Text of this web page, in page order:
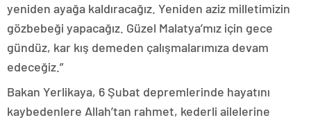
yeniden ayağa kaldıracağız. Yeniden aziz milletimizin
gözbebeği yapacağız. Güzel Malatya’mız için gece
gündüz, kar kış demeden çalışmalarımıza devam
edeceğiz.”
Bakan Yerlikaya, 6 Şubat depremlerinde hayatını
kaybedenlere Allah’tan rahmet, kederli ailelerine